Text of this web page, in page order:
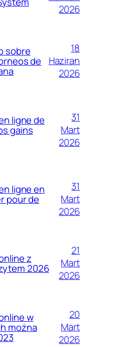
2026
sobre
de
18
Haziran
2026
ligne de
gains
31
Mart
2026
ligne en
pour de
31
Mart
2026
z
2026
21
Mart
2026
w
można
20
Mart
2026